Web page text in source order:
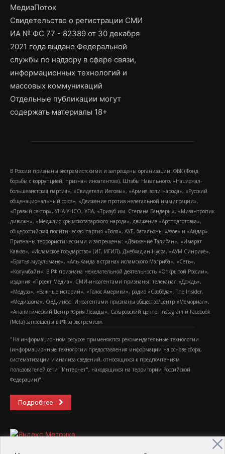
МедиаПоток
Свидетельство о регистрации СМИ
ИА № ФС 77 - 82389 от 30 декабря
2021 года выдано Федеральной
службы по надзору в сфере связи,
информационных технологий и
массовых коммуникаций
Отдельные публикации могут
содержать материалы 18+
В России признаны экстремистскими и запрещены организации: ФБК (Фонд
борьбы с коррупцией, признан иноагентом), Штабы Навального, «Национал-
большевистская партия», «Свидетели Иеговы», «Армия воли народа», «Русский
общенациональный союз», «Движение против нелегальной иммиграции»,
«Правый сектор», УНА-УНСО, УПА, «Тризуб им. Степана Бандеры», «Мизантропик
дивижн», «Меджлис крымскотатарского народа», движение «Артподготовка»,
общероссийская политическая партия «Воля», АУЕ, батальоны «Азов» и «Айдар».
Признаны террористическими и запрещены: «Движение Талибан», «Имарат
Кавказ», «Исламское государство» (ИГ, ИГИЛ), Джебхад-ан-Нусра, «АУМ Синрике»,
«Братья-мусульмане», «Аль-Каида в странах исламского Магриба», «Сеть»,
«Колумбайн». В РФ признана нежелательной деятельность «Открытой России»,
издания «Проект Медиа». СМИ-иноагентами признаны: телеканал «Дождь»,
«Медуза», «Важные истории», «Голос Америки», радио «Свобода», The Insider,
«Медиазона», ОВД-инфо. Иноагентами признаны общество/центр «Мемориал»,
«Аналитический Центр Юрия Левады», Сахаровский центр. Instagram и Facebook
(Metа) запрещены в РФ за экстремизм.
"На информационном ресурсе применяются рекомендательные технологии
(информационные технологии предоставления информации на основе сбора,
систематизации и анализа сведений, относящихся к предпочтениям
пользователей сети "Интернет", находящихся на территории Российской
Федерации)".
Подробнее